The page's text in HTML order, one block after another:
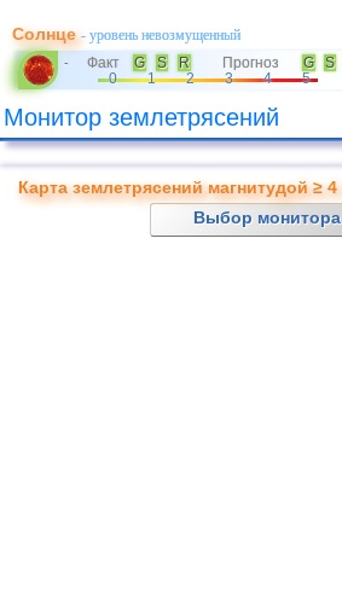
Солнце- уровень невозмущенный
- Факт G S R Прогноз G S
0
1 2 3 4 5
Монитор землетрясений
Карта землетрясений магнитудой ≥ 4
Выбор монитора